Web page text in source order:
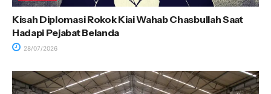
Kisah Diplomasi Rokok Kiai Wahab Chasbullah Saat
Hadapi Pejabat Belanda
28/07/2026